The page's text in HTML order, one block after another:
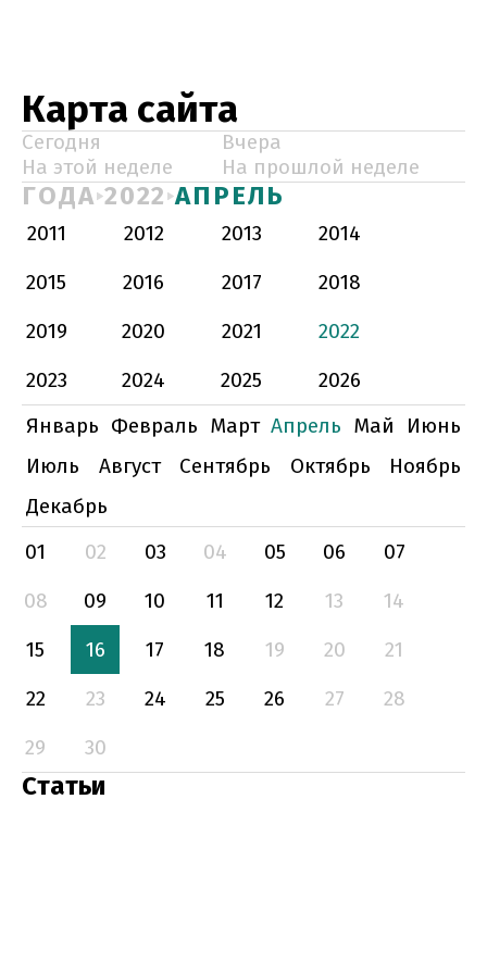
Карта сайта
Сегодня
Вчера
На этой неделе
На прошлой неделе
ГОДА 2022 АПРЕЛЬ
2011 2012 2013
2014
2015
2016 2017
2018
2019
2020 2021
2022
2023
2024 2025
2026
Январь Февраль Март Апрель Май
Июнь
Июль
Август Сентябрь Октябрь
Ноябрь
Декабрь
01
02 03 04 05 06
07
08
09 10 11 12 13
14
15
16 17 18 19 20
21
22
23 24 25 26 27
28
29
30
Статьи